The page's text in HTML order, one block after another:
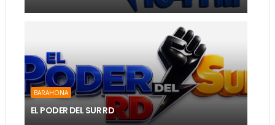
BARAHONA
EL PODER DEL SUR RD